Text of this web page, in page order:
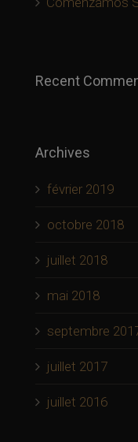
Recent
Archives
février 2019
octobre 2018
juillet 2018
mai 2018
septembre
juillet 2017
juillet 2016